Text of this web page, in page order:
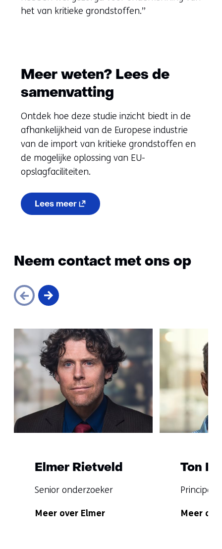
het van kritieke grondstoffen.”
Meer weten? Lees de
samenvatting
Ontdek hoe deze studie inzicht biedt in de
afhankelijkheid van de Europese industrie
van de import van kritieke grondstoffen en
de mogelijke oplossing van EU-
opslagfaciliteiten.
Lees meer(opent
een
andere
Neem contact met ons op
Sla
navigatie
over
(Neem
contact
met
Elmer Rietveld
Functie:
Senior onderzoeker
niet
Meer over Elmer
Ton
Functie:
Principal
niet
Meer